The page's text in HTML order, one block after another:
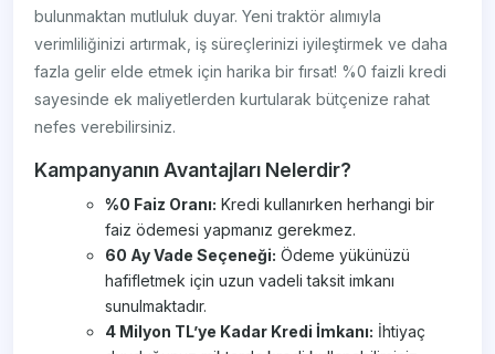
bulunmaktan mutluluk duyar. Yeni traktör alımıyla
verimliliğinizi artırmak, iş süreçlerinizi iyileştirmek ve daha
fazla gelir elde etmek için harika bir fırsat! %0 faizli kredi
sayesinde ek maliyetlerden kurtularak bütçenize rahat
nefes verebilirsiniz.
Kampanyanın Avantajları Nelerdir?
%0 Faiz Oranı: Kredi kullanırken herhangi bir
faiz ödemesi yapmanız gerekmez.
60 Ay Vade Seçeneği: Ödeme yükünüzü
hafifletmek için uzun vadeli taksit imkanı
sunulmaktadır.
4 Milyon TL’ye Kadar Kredi İmkanı: İhtiyaç